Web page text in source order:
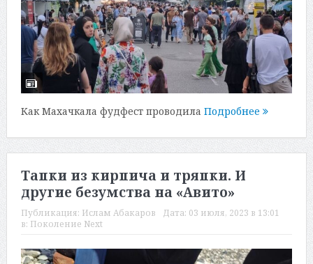
Как Махачкала фудфест проводила Подробнее
Тапки из кирпича и тряпки. И
другие безумства на «Авито»
Публикация: Ислам Абакаров Дата: 03 июля, 2023 в 13:01
в: Поколение Next